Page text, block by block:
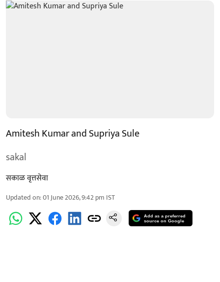
Amitesh Kumar and Supriya Sule
sakal
सकाळ वृत्तसेवा
Updated on:01 June 2026, 9:42 pm IST
Add as a preferred
source on Google